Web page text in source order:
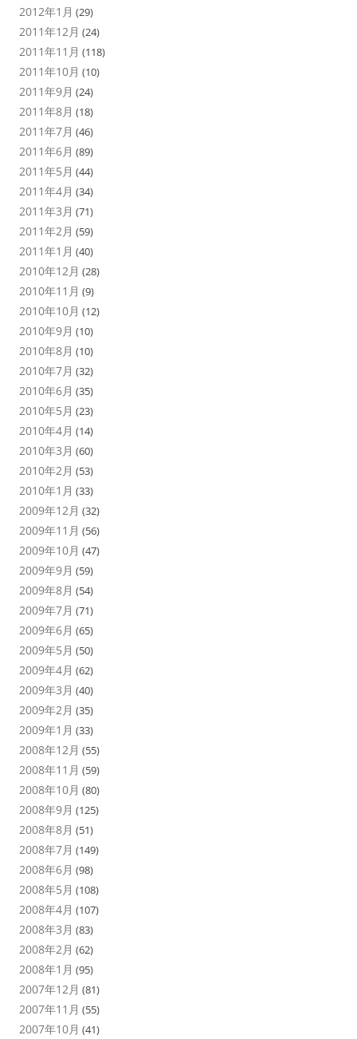
2012年1月 (29)
2011年12月 (24)
2011年11月 (118)
2011年10月 (10)
2011年9月 (24)
2011年8月 (18)
2011年7月 (46)
2011年6月 (89)
2011年5月 (44)
2011年4月 (34)
2011年3月 (71)
2011年2月 (59)
2011年1月 (40)
2010年12月 (28)
2010年11月 (9)
2010年10月 (12)
2010年9月 (10)
2010年8月 (10)
2010年7月 (32)
2010年6月 (35)
2010年5月 (23)
2010年4月 (14)
2010年3月 (60)
2010年2月 (53)
2010年1月 (33)
2009年12月 (32)
2009年11月 (56)
2009年10月 (47)
2009年9月 (59)
2009年8月 (54)
2009年7月 (71)
2009年6月 (65)
2009年5月 (50)
2009年4月 (62)
2009年3月 (40)
2009年2月 (35)
2009年1月 (33)
2008年12月 (55)
2008年11月 (59)
2008年10月 (80)
2008年9月 (125)
2008年8月 (51)
2008年7月 (149)
2008年6月 (98)
2008年5月 (108)
2008年4月 (107)
2008年3月 (83)
2008年2月 (62)
2008年1月 (95)
2007年12月 (81)
2007年11月 (55)
2007年10月 (41)